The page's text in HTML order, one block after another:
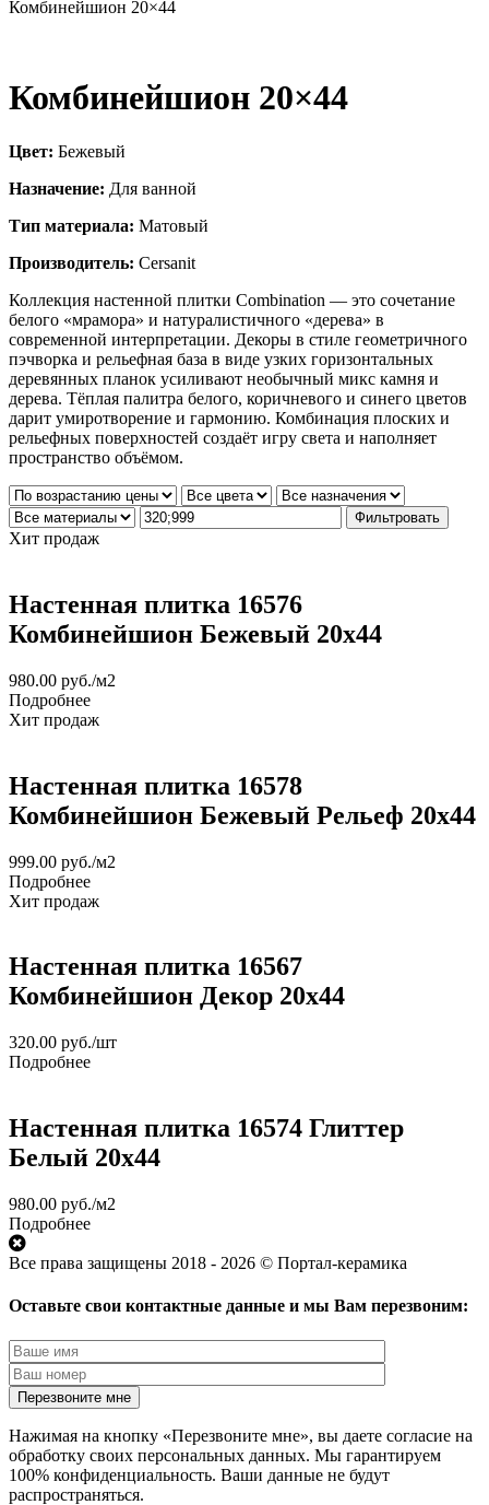
Комбинейшион 20×44
Комбинейшион 20×44
Цвет: Бежевый
Назначение: Для ванной
Тип материала: Матовый
Производитель: Cersanit
Коллекция настенной плитки Combination — это сочетание
белого «мрамора» и натуралистичного «дерева» в
современной интерпретации. Декоры в стиле геометричного
пэчворка и рельефная база в виде узких горизонтальных
деревянных планок усиливают необычный микс камня и
дерева. Тёплая палитра белого, коричневого и синего цветов
дарит умиротворение и гармонию. Комбинация плоских и
рельефных поверхностей создаёт игру света и наполняет
пространство объёмом.
Фильтровать
Хит продаж
Настенная плитка 16576
Комбинейшион Бежевый 20x44
980.00 руб./м2
Подробнее
Хит продаж
Настенная плитка 16578
Комбинейшион Бежевый Рельеф 20x44
999.00 руб./м2
Подробнее
Хит продаж
Настенная плитка 16567
Комбинейшион Декор 20x44
320.00 руб./шт
Подробнее
Настенная плитка 16574 Глиттер
Белый 20x44
980.00 руб./м2
Подробнее
Все права защищены 2018 - 2026 © Портал-керамика
Оставьте свои контактные данные и мы Вам перезвоним:
Нажимая на кнопку «Перезвоните мне», вы даете согласие на
обработку своих персональных данных. Мы гарантируем
100% конфиденциальность. Ваши данные не будут
распространяться.